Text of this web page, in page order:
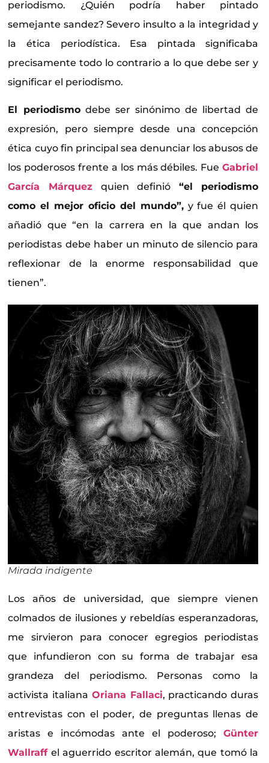
periodismo. ¿Quién podría haber pintado
semejante sandez? Severo insulto a la integridad y
la ética periodística. Esa pintada significaba
precisamente todo lo contrario a lo que debe ser y
significar el periodismo.
El periodismodebe ser sinónimo de libertad de
expresión, pero siempre desde una concepción
ética cuyo fin principal sea denunciar los abusos de
los poderosos frente a los más débiles. FueGabriel
García Márquezquien definió “el periodismo
como el mejor oficio del mundo”,y fue él quien
añadió que “en la carrera en la que andan los
periodistas debe haber un minuto de silencio para
reflexionar de la enorme responsabilidad que
tienen”.
Mirada indigente
Los años de universidad, que siempre vienen
colmados de ilusiones y rebeldías esperanzadoras,
me sirvieron para conocer egregios periodistas
que infundieron con su forma de trabajar esa
grandeza del periodismo. Personas como la
activista italiana Oriana Fallaci, practicando duras
entrevistas con el poder, de preguntas llenas de
aristas e incómodas ante el poderoso;Günter
Wallraffel aguerrido escritor alemán, que tomó la